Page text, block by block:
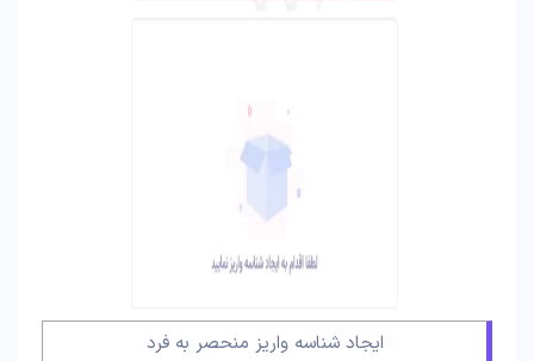
ایجاد شناسه واریز منحصر به فرد